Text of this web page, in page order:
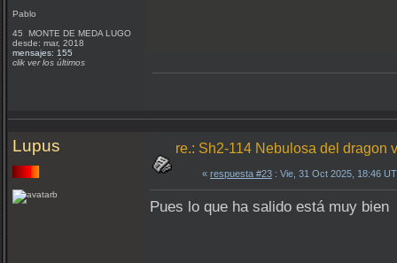
Pablo
45 MONTE DE MEDA LUGO
desde: mar, 2018
mensajes: 155
clik ver los últimos
Lupus re.: Sh2-114 Nebulosa del dragon
« respuesta #23 : Vie, 31 Oct 2025, 18:46
Pues lo que ha salido está muy bien